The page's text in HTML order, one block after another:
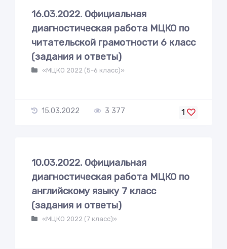
16.03.2022. Официальная
диагностическая работа МЦКО по
читательской грамотности 6 класс
(задания и ответы)
«МЦКО 2022 (5-6 класс)»
15.03.2022 3 377 1
10.03.2022. Официальная
диагностическая работа МЦКО по
английскому языку 7 класс
(задания и ответы)
«МЦКО 2022 (7 класс)»